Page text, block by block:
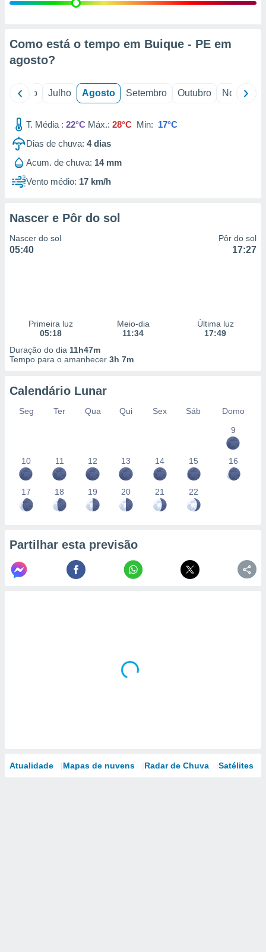
estudos
1199
Como está o tempo em Buique - PE em
agosto?
Junho Julho Agosto Setembro Outubro Novembro
T. Média : 22°C Máx.: 28°C Min: 17°C
Dias de chuva: 4dias
Acum. de chuva: 14 mm
Vento médio: 17 km/h
Nascer e Pôr do sol
Nascer do sol
05:40
Pôr do sol
17:27
Primeira luz
05:18
Meio-dia
11:34
Última luz
17:49
Duração do dia 11h47m
Tempo para o amanhecer 3h 7m
Calendário Lunar
Seg Ter Qua Qui Sex Sáb
Domo
9
10 11 12 13 14 15 16
17 18 19 20 21 22
Partilhar esta previsão
Atualidade Mapas de nuvens Radar de Chuva Satélites